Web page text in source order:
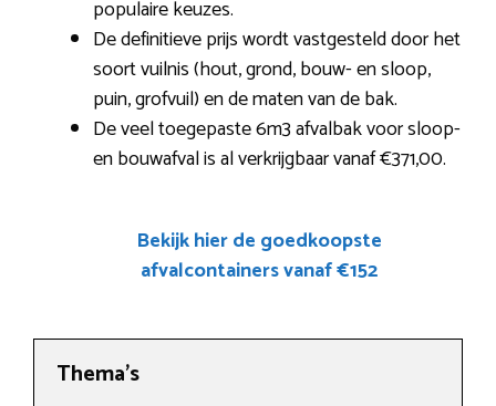
populaire keuzes.
De definitieve prijs wordt vastgesteld door het
soort vuilnis (hout, grond, bouw- en sloop,
puin, grofvuil) en de maten van de bak.
De veel toegepaste 6m3 afvalbak voor sloop-
en bouwafval is al verkrijgbaar vanaf €371,00.
Bekijk hier de goedkoopste
afvalcontainers vanaf €152
Thema’s